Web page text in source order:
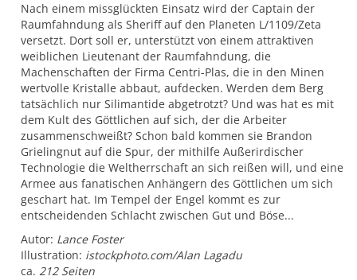
Nach einem missglückten Einsatz wird der Captain der
Raumfahndung als Sheriff auf den Planeten L/1109/Zeta
versetzt. Dort soll er, unterstützt von einem attraktiven
weiblichen Lieutenant der Raumfahndung, die
Machenschaften der Firma Centri-Plas, die in den Minen
wertvolle Kristalle abbaut, aufdecken. Werden dem Berg
tatsächlich nur Silimantide abgetrotzt? Und was hat es mit
dem Kult des Göttlichen auf sich, der die Arbeiter
zusammenschweißt? Schon bald kommen sie Brandon
Grielingnut auf die Spur, der mithilfe Außerirdischer
Technologie die Weltherrschaft an sich reißen will, und eine
Armee aus fanatischen Anhängern des Göttlichen um sich
geschart hat. Im Tempel der Engel kommt es zur
entscheidenden Schlacht zwischen Gut und Böse...
Autor: Lance Foster
Illustration: istockphoto.com/Alan Lagadu
ca.212 Seiten